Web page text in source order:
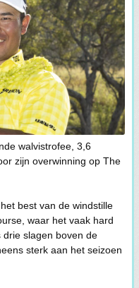
walvistrofee, 3,6
zijn overwinning op The
best van de windstille
waar het vaak hard
drie slagen boven de
sterk aan het seizoen